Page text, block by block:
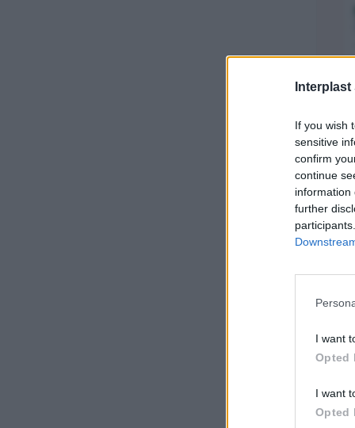
If you wish
sensitive
confirm
continue
information
further
I want
Opted
I want
Opted